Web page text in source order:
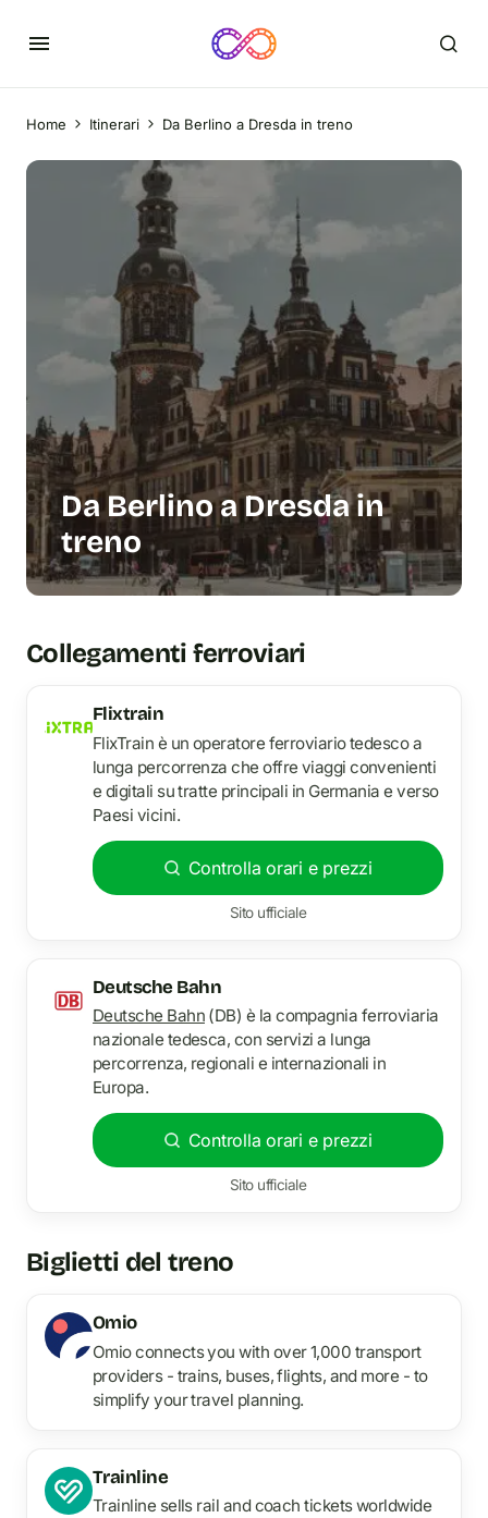
Home Itinerari Da Berlino a Dresda in treno
Da Berlino a Dresda in
treno
Collegamenti ferroviari
Flixtrain
FlixTrain è un operatore ferroviario tedesco a
lunga percorrenza che offre viaggi convenienti
e digitali su tratte principali in Germania e verso
Paesi vicini.
Controlla orari e prezzi
Sito ufficiale
Deutsche Bahn
Deutsche Bahn(DB) è la compagnia ferroviaria
nazionale tedesca, con servizi a lunga
percorrenza, regionali e internazionali in
Europa.
Controlla orari e prezzi
Sito ufficiale
Biglietti del treno
Omio
Omio connects you with over 1,000 transport
providers - trains, buses, flights, and more - to
simplify your travel planning.
Trainline
Trainline sells rail and coach tickets worldwide